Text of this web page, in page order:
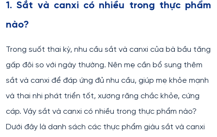
1. Sắt và canxi có nhiều trong thực phẩm
nào?
Trong suốt thai kỳ, nhu cầu sắt và canxi của bà bầu tăng
gấp đôi so với ngày thường. Nên mẹ cần bổ sung thêm
sắt và canxi để đáp ứng đủ nhu cầu, giúp mẹ khỏe mạnh
và thai nhi phát triển tốt, xương răng chắc khỏe, cứng
cáp. Vậy sắt và canxi có nhiều trong thực phẩm nào?
Dưới đây là danh sách các thực phẩm giàu sắt và canxi